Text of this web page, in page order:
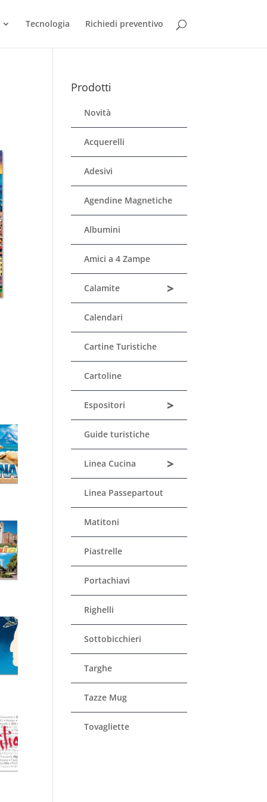
Tecnologia Richiedi preventivo
Prodotti
Novità
Acquerelli
Adesivi
Agendine Magnetiche
Albumini
Amici a 4 Zampe
>
Calamite
Calendari
Cartine Turistiche
Cartoline
>
Espositori
Guide turistiche
>
Linea Cucina
Linea Passepartout
Matitoni
Piastrelle
Portachiavi
Righelli
Sottobicchieri
Targhe
Tazze Mug
Tovagliette